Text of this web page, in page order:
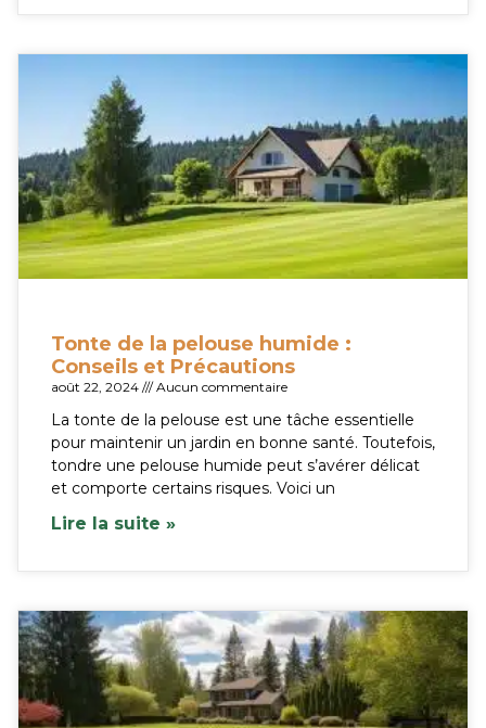
Tonte de la pelouse humide :
Conseils et Précautions
août 22, 2024 Aucun commentaire
La tonte de la pelouse est une tâche essentielle
pour maintenir un jardin en bonne santé. Toutefois,
tondre une pelouse humide peut s’avérer délicat
et comporte certains risques. Voici un
Lire la suite »